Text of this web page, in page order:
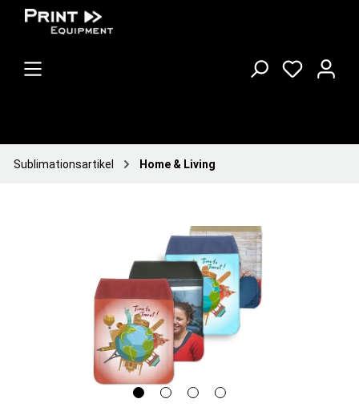
Sublimationsartikel Home & Living